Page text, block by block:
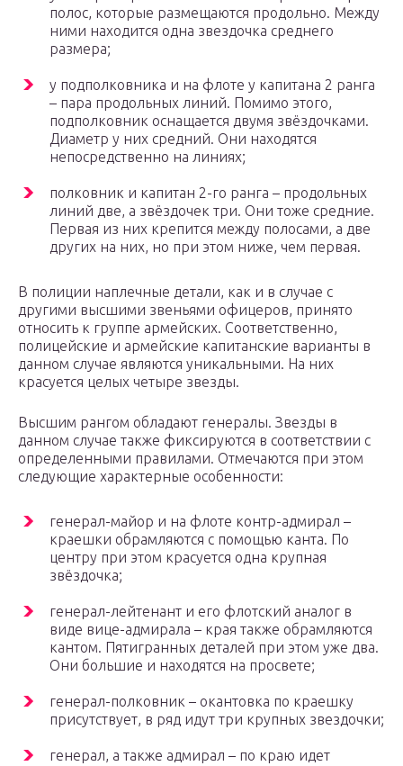
полос, которые размещаются продольно. Между
ними находится одна звездочка среднего
размера;
у подполковника и на флоте у капитана 2 ранга
– пара продольных линий. Помимо этого,
подполковник оснащается двумя звёздочками.
Диаметр у них средний. Они находятся
непосредственно на линиях;
полковник и капитан 2-го ранга – продольных
линий две, а звёздочек три. Они тоже средние.
Первая из них крепится между полосами, а две
других на них, но при этом ниже, чем первая.
В полиции наплечные детали, как и в случае с
другими высшими звеньями офицеров, принято
относить к группе армейских. Соответственно,
полицейские и армейские капитанские варианты в
данном случае являются уникальными. На них
красуется целых четыре звезды.
Высшим рангом обладают генералы. Звезды в
данном случае также фиксируются в соответствии с
определенными правилами. Отмечаются при этом
следующие характерные особенности:
генерал-майор и на флоте контр-адмирал –
краешки обрамляются с помощью канта. По
центру при этом красуется одна крупная
звёздочка;
генерал-лейтенант и его флотский аналог в
виде вице-адмирала – края также обрамляются
кантом. Пятигранных деталей при этом уже два.
Они большие и находятся на просвете;
генерал-полковник – окантовка по краешку
присутствует, в ряд идут три крупных звездочки;
генерал, а также адмирал – по краю идет